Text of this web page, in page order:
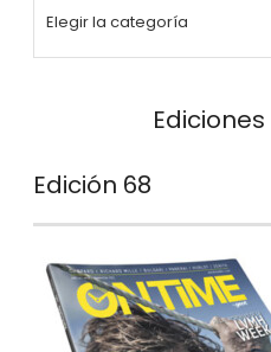
Ediciones
Edición 68